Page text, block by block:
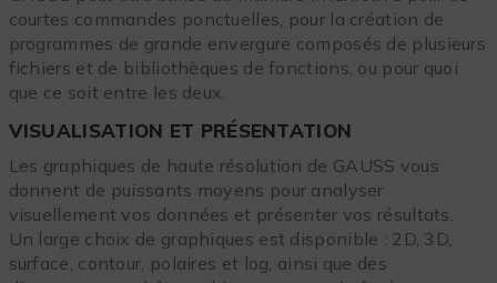
courtes commandes ponctuelles, pour la création de
programmes de grande envergure composés de plusieurs
fichiers et de bibliothèques de fonctions, ou pour quoi
que ce soit entre les deux.
VISUALISATION ET PRÉSENTATION
Les graphiques de haute résolution de GAUSS vous
donnent de puissants moyens pour analyser
visuellement vos données et présenter vos résultats.
Un large choix de graphiques est disponible : 2D, 3D,
surface, contour, polaires et log, ainsi que des